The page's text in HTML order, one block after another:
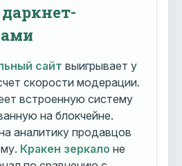
сайт выигрывает у
скорости модерации.
встроенную систему
на блокчейне.
аналитику продавцов
Кракен зеркало не